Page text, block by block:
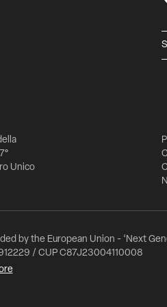
Unico
by the European Union - ‘Next
/ CUP C87J23004110008